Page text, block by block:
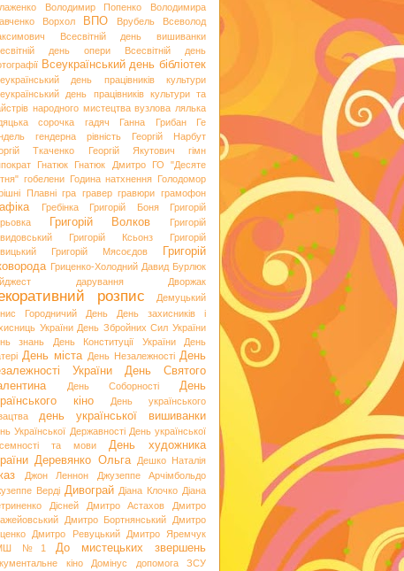
Володимир Попенко
Володимира
Ворхол ВПО Врубель
Всеволод
Всесвітній день вишиванки
день опери
Всесвітній день
Всеукраїнський день бібліотек
день працівників культури
день працівників культури та
народного мистецтва вузлова лялька
сорочка
гадяч Ганна Грибан
Ге
гендерна рівність
Георгій Нарбут
Ткаченко
Георгій Якутович
гімн
Гнатюк Гнатюк Дмитро
ГО "Десяте
гобелени Година натхнення Голодомор
Плавні гра гравер гравюри грамофон
Гребінка Григорій Боня
Григорій
Григорій Волков
Григорій
Григорій Ксьонз
Григорій
Григорій Мясоєдов
Григорій
Гриценко-Холодний Давид Бурлюк
дарування Дворжак
розпис
Демуцький
Городничий
День
День захисників і
України День Збройних Сил України
знань
День Конституції України
День
День міста День Незалежності День
України
День Святого
День Соборності
День
кіно
День українського
день української вишиванки
Української Державності День української
та мови
День художника
Деревянко Ольга Дешко Наталія
Джон Леннон
Джузеппе Арчімбольдо
Верді Дивограй Діана Клочко Діана
Дісней Дмитро Астахов
Дмитро
Дмитро Бортнянський
Дмитро
Дмитро Ревуцький
Дмитро Яремчук
№1
До мистецьких звершень
кіно Домінус
допомога ЗСУ